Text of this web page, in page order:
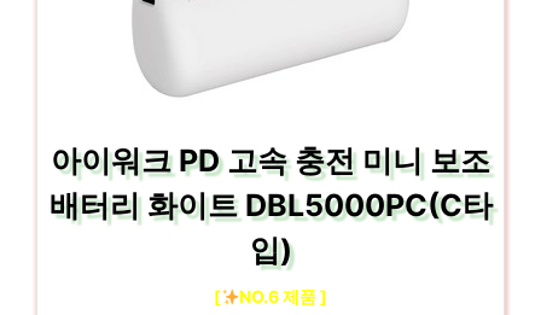
아이워크 PD 고속 충전 미니 보조
배터리 화이트 DBL5000PC(C타
입)
[ NO.6 제품 ]